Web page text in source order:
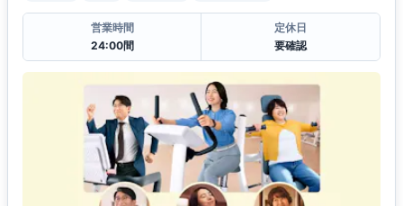
営業時間
24:00間
定休日
要確認